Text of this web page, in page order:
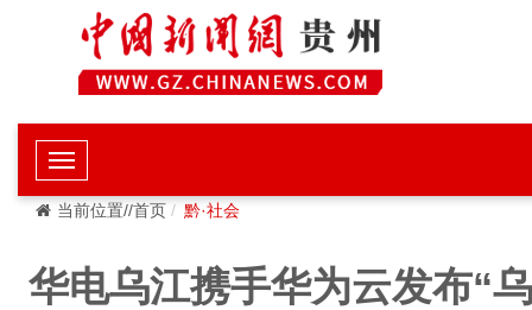
当前位置//首页 黔·社会
华电乌江携手华为云发布“